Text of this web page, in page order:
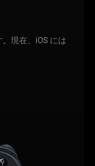
現在、iOS には